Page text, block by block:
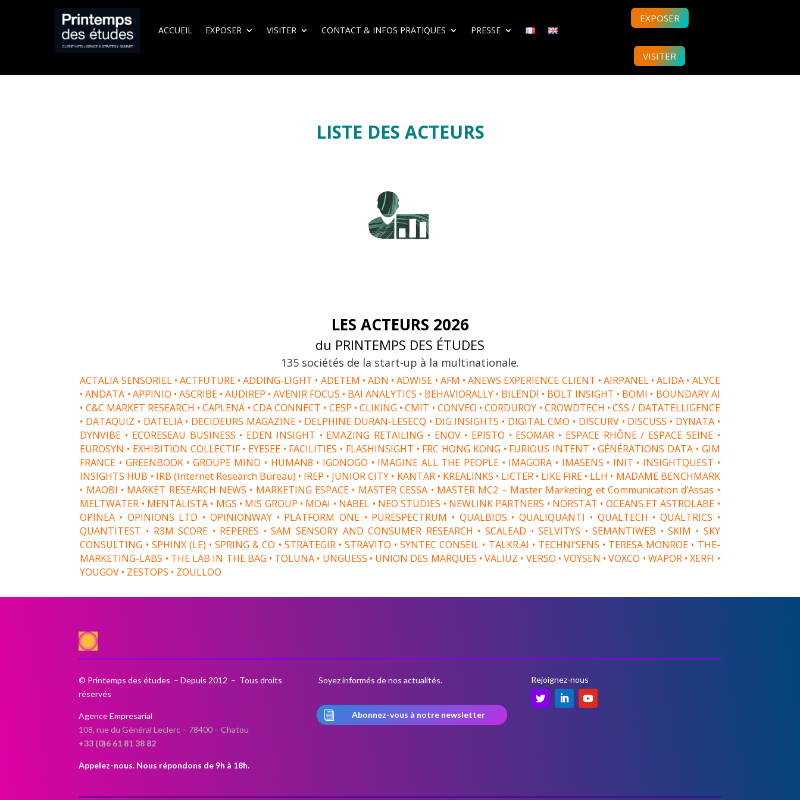
ACCUEIL EXPOSER VISITER CONTACT & INFOS PRATIQUES PRESSE
EXPOSER
VISITER
LISTE DES ACTEURS
LES ACTEURS 2026
du PRINTEMPS DES ÉTUDES
135 sociétés de la start-up à la multinationale.
ACTALIA SENSORIEL • ACTFUTURE • ADDING-LIGHT • ADETEM • ADN • ADWISE • AFM • ANEWS EXPERIENCE CLIENT • AIRPANEL • ALIDA • ALYCE
• ANDATA • APPINIO • ASCRIBE • AUDIREP • AVENIR FOCUS • BAI ANALYTICS • BEHAVIORALLY • BILENDI • BOLT INSIGHT • BOMI • BOUNDARY AI
• C&C MARKET RESEARCH • CAPLENA • CDA CONNECT • CESP • CLIKING • CMIT • CONVEO • CORDUROY • CROWDTECH • CSS / DATATELLIGENCE
• DATAQUIZ • DATELIA • DECIDEURS MAGAZINE • DELPHINE DURAN-LESECQ • DIG INSIGHTS • DIGITAL CMO • DISCURV • DISCUSS • DYNATA •
DYNVIBE • ECORESEAU BUSINESS • EDEN INSIGHT • EMAZING RETAILING • ENOV • EPISTO • ESOMAR • ESPACE RHÔNE / ESPACE SEINE •
EUROSYN • EXHIBITION COLLECTIF • EYESEE • FACILITIES • FLASHINSIGHT • FRC HONG KONG • FURIOUS INTENT • GÉNÉRATIONS DATA • GIM
FRANCE • GREENBOOK • GROUPE MIND • HUMAN8 • IGONOGO • IMAGINE ALL THE PEOPLE • IMAGORA • IMASENS • INIT • INSIGHTQUEST •
INSIGHTS HUB • IRB (Internet Research Bureau) • IREP • JUNIOR CITY • KANTAR • KREALINKS • LICTER • LIKE FIRE • LLH • MADAME BENCHMARK
• MAOBI • MARKET RESEARCH NEWS • MARKETING ESPACE • MASTER CESSA • MASTER MC2 – Master Marketing et Communication d’Assas •
MELTWATER • MENTALISTA • MGS • MIS GROUP • MOAI • NABEL • NEO STUDIES • NEWLINK PARTNERS • NORSTAT • OCEANS ET ASTROLABE •
OPINEA • OPINIONS LTD • OPINIONWAY • PLATFORM ONE • PURESPECTRUM • QUALBIDS • QUALIQUANTI • QUALTECH • QUALTRICS •
QUANTITEST • R3M SCORE • REPERES • SAM SENSORY AND CONSUMER RESEARCH • SCALEAD • SELVITYS • SEMANTIWEB • SKIM • SKY
CONSULTING • SPHINX (LE) • SPRING & CO • STRATEGIR • STRAVITO • SYNTEC CONSEIL • TALKR.AI • TECHNI’SENS • TERESA MONROE • THE-
MARKETING-LABS • THE LAB IN THE BAG • TOLUNA • UNGUESS • UNION DES MARQUES • VALIUZ • VERSO • VOYSEN • VOXCO • WAPOR • XERFI •
YOUGOV • ZESTOPS • ZOULLOO
© Printemps des études – Depuis 2012 – Tous droits
réservés
Agence Empresarial
108, rue du Général Leclerc – 78400 – Chatou
+33 (0)6 61 81 38 82
Appelez-nous. Nous répondons de 9h à 18h.
Soyez informés de nos actualités.
i Abonnez-vous à notre newsletter
Rejoignez-nous